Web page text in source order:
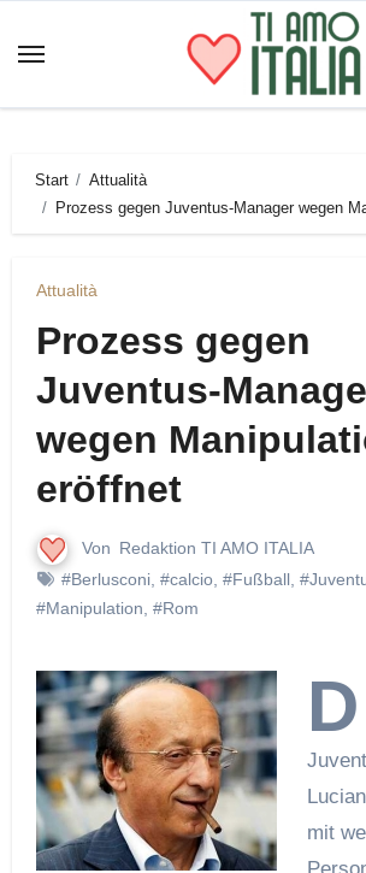
Inhalt
Start
Attualità
Prozess gegen Juventus-Manager wegen
Attualità
Prozess gegen
Juventus-
wegen
eröffnet
Von Redaktion TI AMO ITALIA
#Berlusconi, #calcio, #Fußball,
#Manipulation #Rom
D
mit